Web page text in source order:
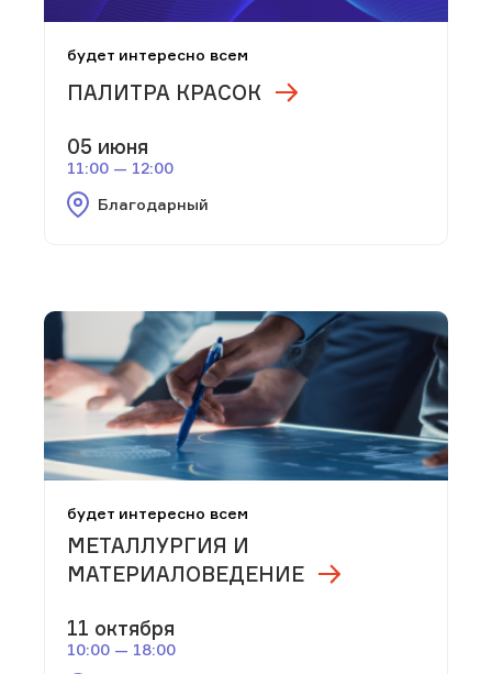
будет интересно всем
ПАЛИТРА КРАСОК
05 июня
11:00 — 12:00
Благодарный
будет интересно всем
МЕТАЛЛУРГИЯ И
МАТЕРИАЛОВЕДЕНИЕ
11 октября
10:00 — 18:00